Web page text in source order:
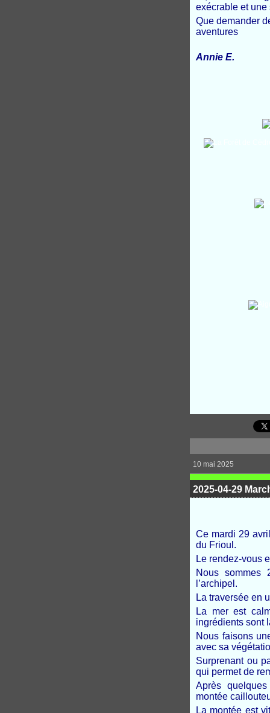
exécrable et
Que demander
aventures
Annie E.
10 mai 2025
2025-04-29
Ce mardi 29
du Frioul.
Le rendez-vous
Nous sommes
l’archipel.
La traversée en
La mer est
ingrédients sont
Nous faisons
avec sa
Surprenant ou
qui permet de
Après
montée
La montée est